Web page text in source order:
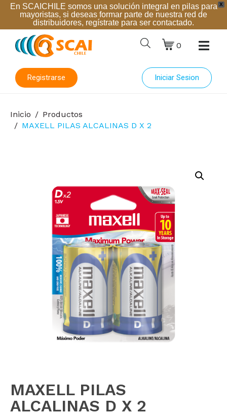
X
En SCAICHILE somos una solución integral en pilas para
mayoristas, si deseas formar parte de nuestra red de
distribuidores, regístrate para ser contactado.
0
Registrarse Iniciar Sesion
Inicio
Productos
MAXELL PILAS ALCALINAS D X 2
MAXELL PILAS
ALCALINAS D X 2